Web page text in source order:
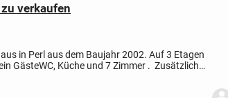
verkaufen
in Perl aus dem Baujahr 2002. Auf 3 Etagen
GästeWC, Küche und 7 Zimmer . Zusätzlich
2 Abstellkammern...